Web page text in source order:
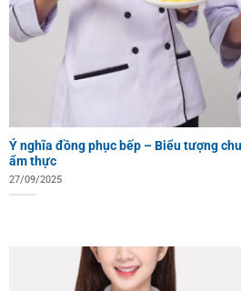
Ý nghĩa đồng phục bếp – Biểu tượng
ẩm thực
27/09/2025